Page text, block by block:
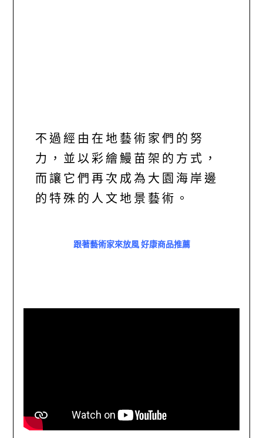
不過經由在地藝術家們的努
力，並以彩繪鰻苗架的方式，
而讓它們再次成為大園海岸邊
的特殊的人文地景藝術。
跟著藝術家來放風 好康商品推薦